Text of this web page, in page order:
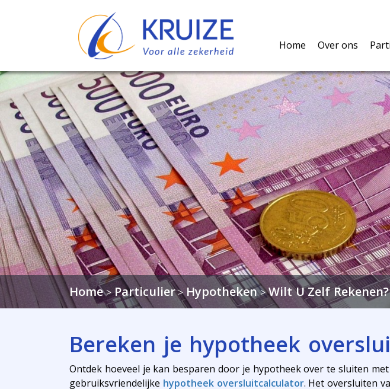
Home Over ons
Over ons
Volmacht
Privacy
Home > Particulier > Hypotheken > Wilt U Zelf Rekenen?
Bereken je hypotheek
Ontdek hoeveel je kan besparen door je hypotheek over te sluiten
gebruiksvriendelijke hypotheek oversluitcalculator. Het oversluiten